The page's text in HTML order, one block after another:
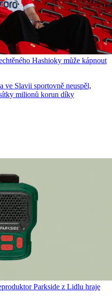
Hashioky může kápnout
ve Slavii sportovně neuspěl,
milionů korun díky
Parkside z Lidlu hraje